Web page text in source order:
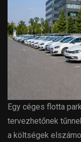
Egy céges flotta
tervezhetőnek
a költségek